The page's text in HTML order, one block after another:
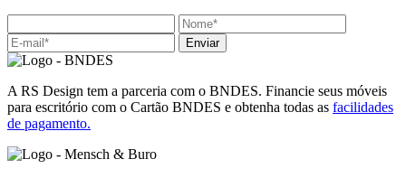
Enviar
A RS Design tem a parceria com o BNDES. Financie seus móveis
para escritório com o Cartão BNDES e obtenha todas as facilidades
de pagamento.